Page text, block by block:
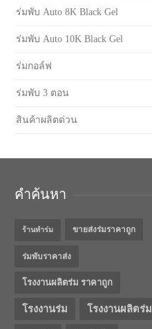
ร่มพับ Auto 8K Black Gel
ร่มพับ Auto 10K Black Gel
ร่มกอล์ฟ
ร่มพับ 3 ตอน
สินค้าผลิตด่วน
คำค้นหา
ร้านทำร่ม ขายส่งร่มราคาถูก
ร่มพับราคาส่ง
โรงงานผลิตร่ม ราคาถูก
โรงงานร่ม โรงงานผลิตร่ม